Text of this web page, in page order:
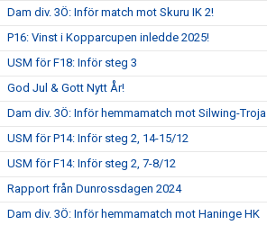
Dam div. 3Ö: Inför match mot Skuru IK 2!
P16: Vinst i Kopparcupen inledde 2025!
USM för F18: Inför steg 3
God Jul & Gott Nytt År!
Dam div. 3Ö: Inför hemmamatch mot Silwing-Troja
USM för P14: Inför steg 2, 14-15/12
USM för F14: Inför steg 2, 7-8/12
Rapport från Dunrossdagen 2024
Dam div. 3Ö: Inför hemmamatch mot Haninge HK